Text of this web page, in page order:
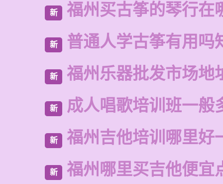
新 福州买古筝的琴行在
新 普通人学古筝有用吗
新 福州乐器批发市场地
新 成人唱歌培训班一般
新 福州吉他培训哪里好
新 福州哪里买吉他便宜